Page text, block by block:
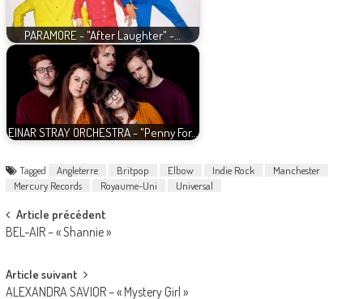
PARAMORE - "After Laughter" -…
EINAR STRAY ORCHESTRA - "Penny For…
Tagged Angleterre Britpop Elbow Indie Rock
Manchester
Mercury Records
Royaume-Uni Universal
Post
navigation
Article précédent
BEL-AIR – « Shannie »
Article suivant
ALEXANDRA SAVIOR – « Mystery Girl »